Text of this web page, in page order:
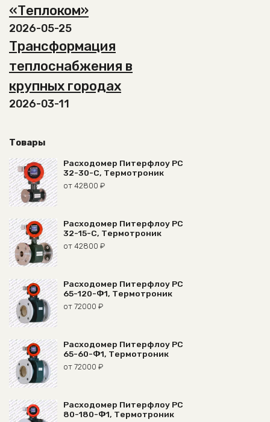
«Теплоком»
2026-05-25
Трансформация
теплоснабжения в
крупных городах
2026-03-11
Товары
Расходомер Питерфлоу РС
32-30-С, Термотроник
от 42800 ₽
Расходомер Питерфлоу РС
32-15-С, Термотроник
от 42800 ₽
Расходомер Питерфлоу РС
65-120-Ф1, Термотроник
от 72000 ₽
Расходомер Питерфлоу РС
65-60-Ф1, Термотроник
от 72000 ₽
Расходомер Питерфлоу РС
80-180-Ф1, Термотроник